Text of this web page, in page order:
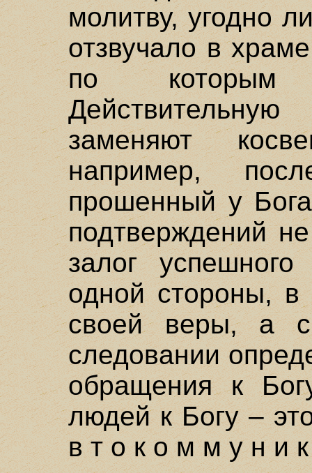
молитву, угодно
отзвучало в
по
заменяют
например,
прошенный у
подтверждений
залог
одной стороны, в
своей веры, а
следовании
обращения к
людей к Богу –
в т о к о м м у н и